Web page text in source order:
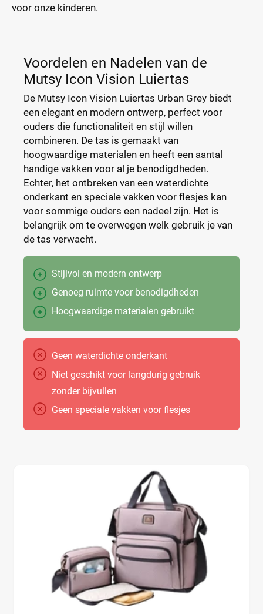
voor onze kinderen.
Voordelen en Nadelen van de
Mutsy Icon Vision Luiertas
De Mutsy Icon Vision Luiertas Urban Grey biedt
een elegant en modern ontwerp, perfect voor
ouders die functionaliteit en stijl willen
combineren. De tas is gemaakt van
hoogwaardige materialen en heeft een aantal
handige vakken voor al je benodigdheden.
Echter, het ontbreken van een waterdichte
onderkant en speciale vakken voor flesjes kan
voor sommige ouders een nadeel zijn. Het is
belangrijk om te overwegen welk gebruik je van
de tas verwacht.
Stijlvol en modern ontwerp
Genoeg ruimte voor benodigdheden
Hoogwaardige materialen gebruikt
Geen waterdichte onderkant
Niet geschikt voor langdurig gebruik
zonder bijvullen
Geen speciale vakken voor flesjes